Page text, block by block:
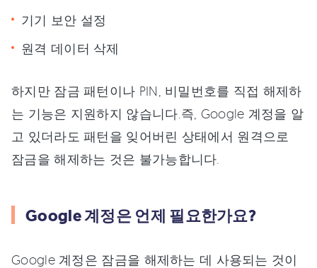
기기 보안 설정
원격 데이터 삭제
하지만 잠금 패턴이나 PIN, 비밀번호를 직접 해제하
는 기능은 지원하지 않습니다.즉, Google 계정을 알
고 있더라도 패턴을 잊어버린 상태에서 원격으로
잠금을 해제하는 것은 불가능합니다.
Google 계정은 언제 필요한가요?
Google 계정은 잠금을 해제하는 데 사용되는 것이